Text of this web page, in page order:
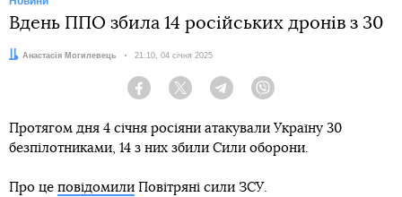
Вдень ППО збила 14 російських дронів з 30
Автор:
Анастасія Могилевець Дата:
21:10, 04 січня 2025
Facebook Twitter Telegram
Протягом дня 4 січня росіяни атакували Україну 30
безпілотниками, 14 з них збили Сили оборони.
Про це повідомили Повітряні сили ЗСУ.